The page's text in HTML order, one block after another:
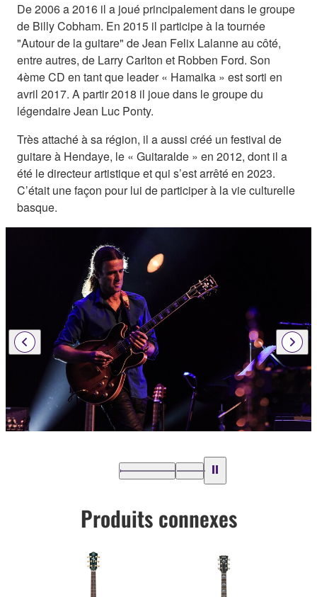
De 2006 a 2016 il a joué principalement dans le groupe
de Billy Cobham. En 2015 il participe à la tournée
"Autour de la guitare" de Jean Felix Lalanne au côté,
entre autres, de Larry Carlton et Robben Ford. Son
4ème CD en tant que leader « Hamaika » est sorti en
avril 2017. A partir 2018 il joue dans le groupe du
légendaire Jean Luc Ponty.
Très attaché à sa région, il a aussi créé un festival de
guitare à Hendaye, le « Guitaralde » en 2012, dont il a
été le directeur artistique et qui s’est arrêté en 2023.
C’était une façon pour lui de participer à la vie culturelle
basque.
Produits connexes